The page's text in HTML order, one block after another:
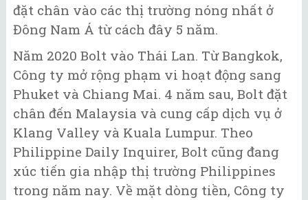
đặt chân vào các thị trường nóng nhất ở
Đông Nam Á từ cách đây 5 năm.
Năm 2020 Bolt vào Thái Lan. Từ Bangkok,
Công ty mở rộng phạm vi hoạt động sang
Phuket và Chiang Mai. 4 năm sau, Bolt đặt
chân đến Malaysia và cung cấp dịch vụ ở
Klang Valley và Kuala Lumpur. Theo
Philippine Daily Inquirer, Bolt cũng đang
xúc tiến gia nhập thị trường Philippines
trong năm nay. Về mặt dòng tiền, Công ty